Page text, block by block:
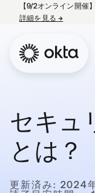
【9/2オンライン開催
詳細を見る→
セキュ
とは？
更新済み: 2024